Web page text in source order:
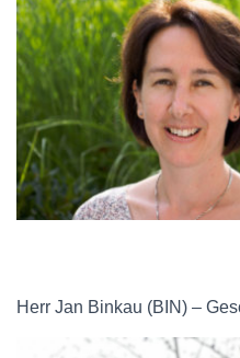
Herr Jan Binkau (BIN) –